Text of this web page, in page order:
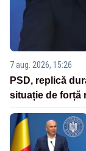
7 aug. 2026, 15:26
PSD, replică
situație de forță